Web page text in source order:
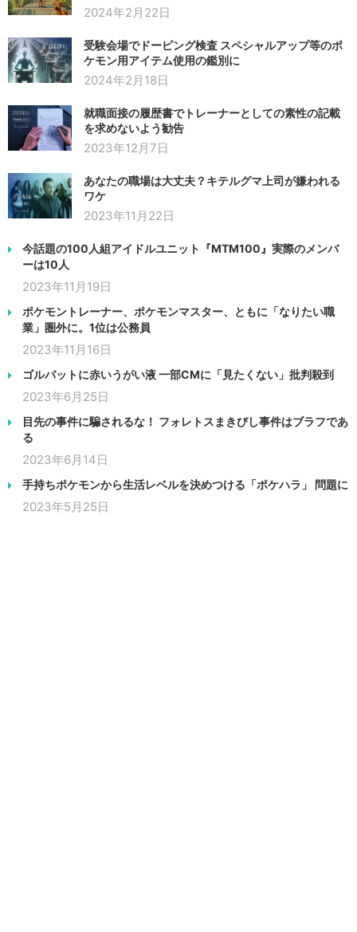
2024年2月22日
受験会場でドーピング検査 スペシャルアップ等のポ
ケモン用アイテム使用の鑑別に
2024年2月18日
就職面接の履歴書でトレーナーとしての素性の記載
を求めないよう勧告
2023年12月7日
あなたの職場は大丈夫？キテルグマ上司が嫌われる
ワケ
2023年11月22日
今話題の100人組アイドルユニット『MTM100』実際のメンバ
ーは10人
2023年11月19日
ポケモントレーナー、ポケモンマスター、ともに「なりたい職
業」圏外に。1位は公務員
2023年11月16日
ゴルバットに赤いうがい液 一部CMに「見たくない」批判殺到
2023年6月25日
目先の事件に騙されるな！ フォレトスまきびし事件はブラフであ
る
2023年6月14日
手持ちポケモンから生活レベルを決めつける「ポケハラ」 問題に
2023年5月25日